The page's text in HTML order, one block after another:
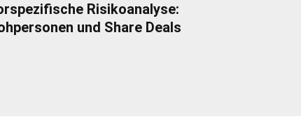
Risikoanalyse:
und Share Deals